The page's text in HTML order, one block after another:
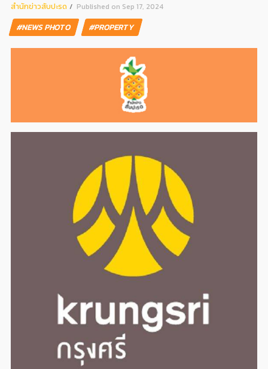
สํานักข่าวสับปะรด Published on Sep 17, 2024
#NEWS PHOTO #PROPERTY